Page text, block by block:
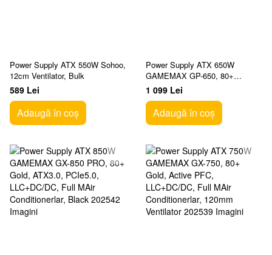
Power Supply ATX 550W Sohoo,
12cm Ventilator, Bulk
589 Lei
Adaugă în coș
Power Supply ATX 650W
GAMEMAX GP-650, 80+
Bronze, Active PFC, 140mm
Ultra Silent Ventilator
1 099 Lei
Adaugă în coș